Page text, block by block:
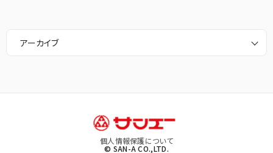
アーカイブ
個人情報保護について
© SAN-A CO.,LTD.